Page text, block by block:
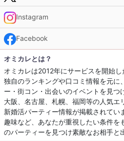
Instagram
Facebook
オミカレとは？
オミカレは2012年にサービスを開始し
独自のランキングや口コミ情報を元に
ー・街コン・出会いのイベントを見つ
大阪、名古屋、札幌、福岡等の人気エ
新婚活パーティー情報が掲載されてい
趣味など、あなたが重視したい条件を
のパーティーを見つけ素敵なお相手と